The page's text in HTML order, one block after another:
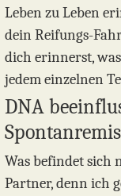
Leben zu Leben
dein Reifungs-
dich erinnerst,
jedem einzelnen
DNA
Was befindet sich
Partner, denn ich